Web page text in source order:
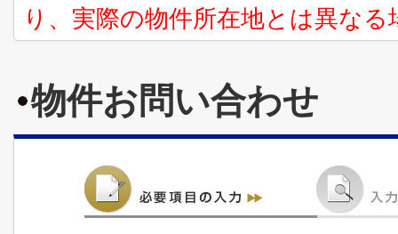
り、実際の物件所在地とは異な
物件お問い合わせ